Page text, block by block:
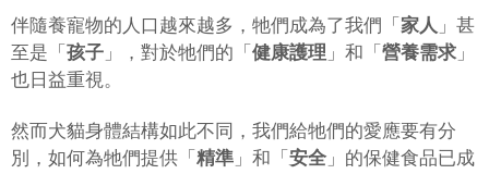
伴隨養寵物的人口越來越多，牠們成為了我們「 家人 」甚
至是「 孩子 」，對於牠們的「 健康護理 」和「 營養需求 」
也日益重視。
然而犬貓身體結構如此不同，我們給牠們的愛應要有分
別，如何為牠們提供「 精準 」和「 安全 」的保健食品已成